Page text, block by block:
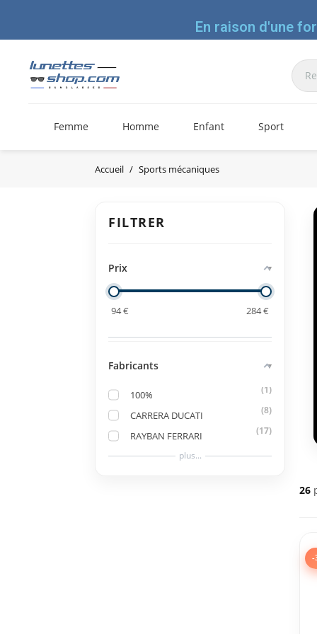
En raison d'une
Femme Homme Enfant Sport
Accueil Sports mécaniques
FILTRER
Prix
94€ 284€
Fabricants
100% 1
CARRERA DUCATI 8
RAYBAN FERRARI 17
plus...
26
-